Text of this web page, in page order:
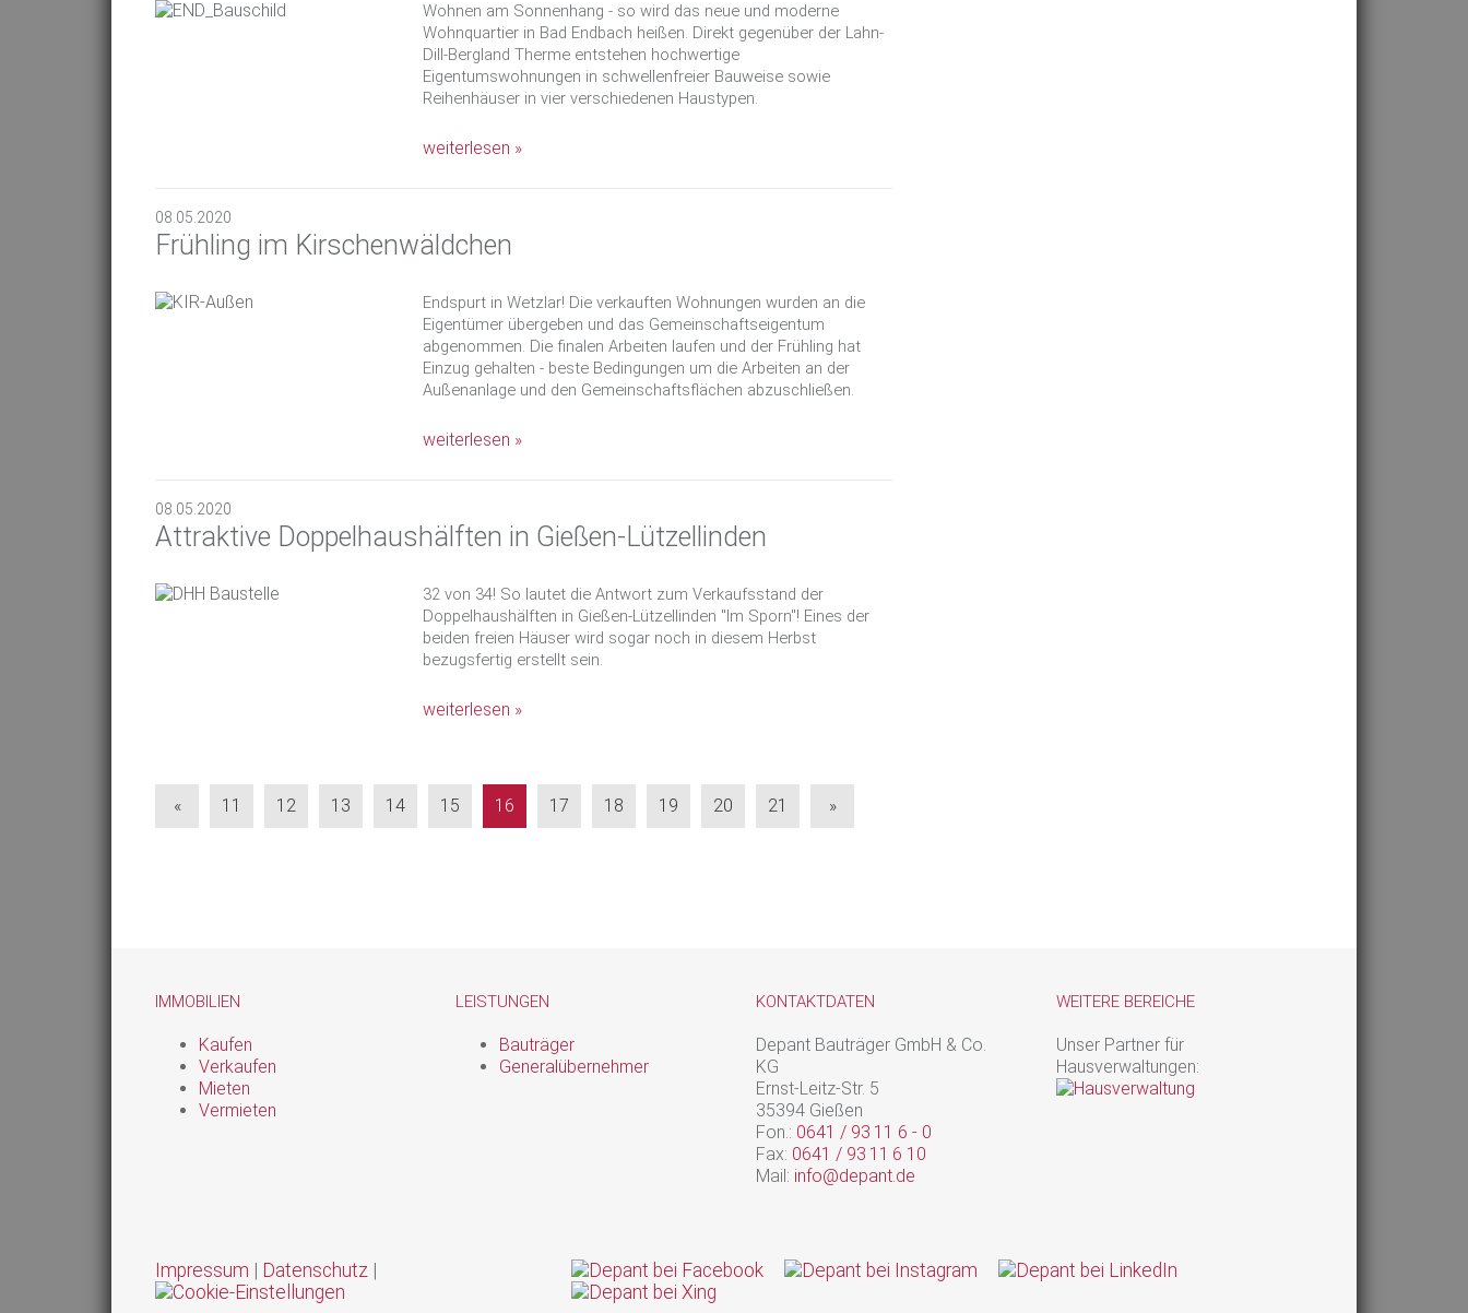
Wohnen am Sonnenhang - so wird das neue und moderne
Wohnquartier in Bad Endbach heißen. Direkt gegenüber der Lahn-
Dill-Bergland Therme entstehen hochwertige
Eigentumswohnungen in schwellenfreier Bauweise sowie
Reihenhäuser in vier verschiedenen Haustypen.
weiterlesen »
08.05.2020
Frühling im Kirschenwäldchen
Endspurt in Wetzlar! Die verkauften Wohnungen wurden an die
Eigentümer übergeben und das Gemeinschaftseigentum
abgenommen. Die finalen Arbeiten laufen und der Frühling hat
Einzug gehalten - beste Bedingungen um die Arbeiten an der
Außenanlage und den Gemeinschaftsflächen abzuschließen.
weiterlesen »
08.05.2020
Attraktive Doppelhaushälften in Gießen-Lützellinden
32 von 34! So lautet die Antwort zum Verkaufsstand der
Doppelhaushälften in Gießen-Lützellinden "Im Sporn"! Eines der
beiden freien Häuser wird sogar noch in diesem Herbst
bezugsfertig erstellt sein.
weiterlesen »
« 11 12 13 14 15 16 17 18 19 20 21 »
IMMOBILIEN
Kaufen
Verkaufen
Mieten
Vermieten
LEISTUNGEN
Bauträger
Generalübernehmer
KONTAKTDATEN
Depant Bauträger GmbH & Co.
KG
Ernst-Leitz-Str. 5
35394 Gießen
Fon.: 0641 / 93 11 6 - 0
Fax: 0641 / 93 11 6 10
Mail: info@depant.de
WEITERE BEREICHE
Unser Partner für
Hausverwaltungen:
Impressum Datenschutz